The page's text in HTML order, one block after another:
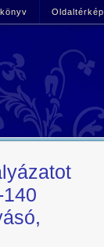
Oldaltérkép